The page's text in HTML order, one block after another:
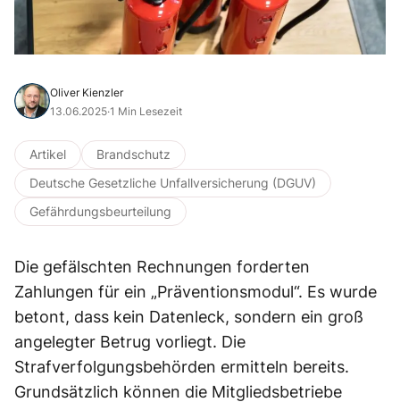
Oliver Kienzler
13.06.2025·1 Min Lesezeit
Artikel
Brandschutz
Deutsche Gesetzliche Unfallversicherung (DGUV)
Gefährdungsbeurteilung
Die gefälschten Rechnungen forderten
Zahlungen für ein „Präventionsmodul“. Es wurde
betont, dass kein Datenleck, sondern ein groß
angelegter Betrug vorliegt. Die
Strafverfolgungsbehörden ermitteln bereits.
Grundsätzlich können die Mitgliedsbetriebe